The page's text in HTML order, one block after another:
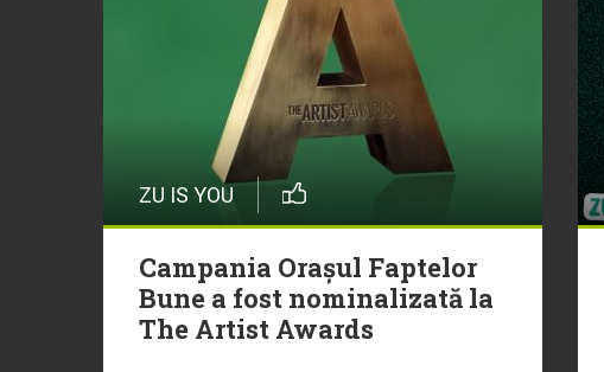
ZU IS YOU
Campania Orașul Faptelor
Bune a fost nominalizată la
The Artist Awards